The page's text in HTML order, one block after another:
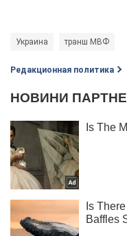
Украина транш МВФ
Редакционная политика